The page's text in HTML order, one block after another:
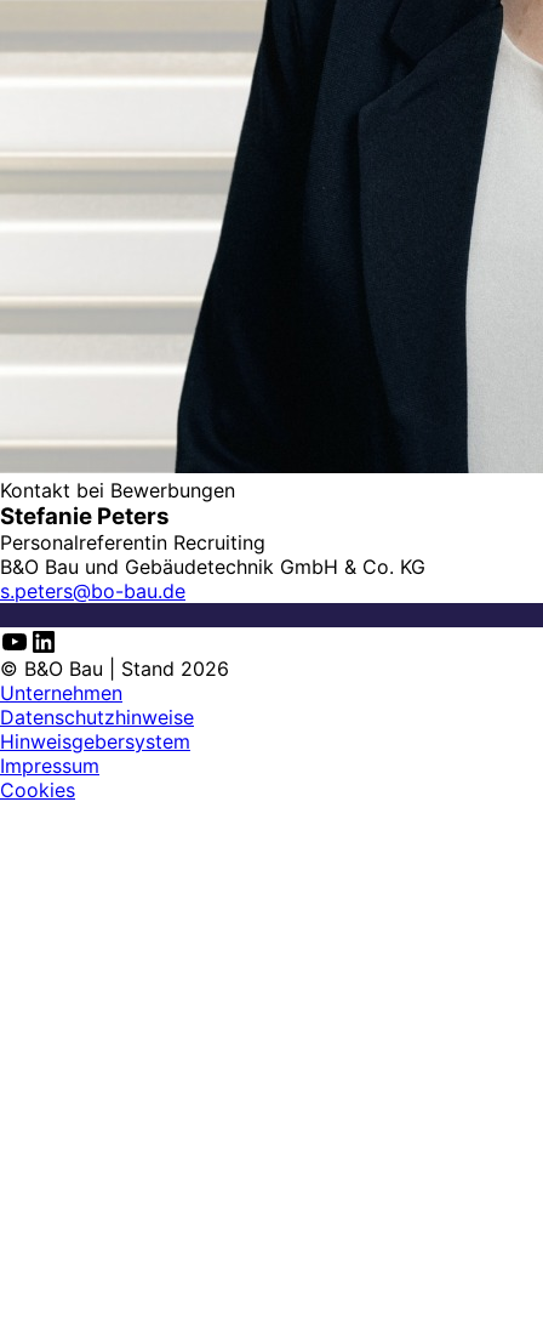
Kontakt bei Bewerbungen
Stefanie Peters
Personalreferentin Recruiting
B&O Bau und Gebäudetechnik GmbH & Co. KG
s.peters@bo-bau.de
YouTube
LinkedIn
© B&O Bau | Stand 2026
Unternehmen
Datenschutzhinweise
Hinweisgebersystem
Impressum
Cookies